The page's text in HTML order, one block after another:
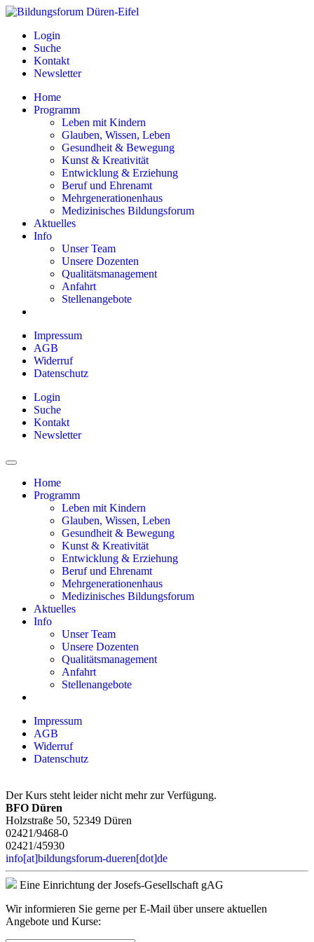
Login
Suche
Kontakt
Newsletter
Home
Programm
Leben mit Kindern
Glauben, Wissen, Leben
Gesundheit & Bewegung
Kunst & Kreativität
Entwicklung & Erziehung
Beruf und Ehrenamt
Mehrgenerationenhaus
Medizinisches Bildungsforum
Aktuelles
Info
Unser Team
Unsere Dozenten
Qualitätsmanagement
Anfahrt
Stellenangebote
Impressum
AGB
Widerruf
Datenschutz
Login
Suche
Kontakt
Newsletter
Home
Programm
Leben mit Kindern
Glauben, Wissen, Leben
Gesundheit & Bewegung
Kunst & Kreativität
Entwicklung & Erziehung
Beruf und Ehrenamt
Mehrgenerationenhaus
Medizinisches Bildungsforum
Aktuelles
Info
Unser Team
Unsere Dozenten
Qualitätsmanagement
Anfahrt
Stellenangebote
Impressum
AGB
Widerruf
Datenschutz
Der Kurs steht leider nicht mehr zur Verfügung.
BFO Düren
Holzstraße 50, 52349 Düren
02421/9468-0
02421/45930
info[at]bildungsforum-dueren[dot]de
Eine Einrichtung der Josefs-Gesellschaft gAG
Wir informieren Sie gerne per E-Mail über unsere aktuellen
Angebote und Kurse: